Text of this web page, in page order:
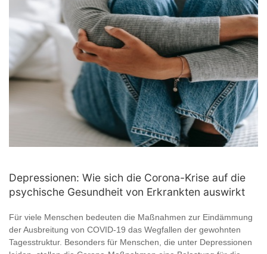
Depressionen: Wie sich die Corona-Krise auf die
psychische Gesundheit von Erkrankten auswirkt
Für viele Menschen bedeuten die Maßnahmen zur Eindämmung
der Ausbreitung von COVID-19 das Wegfallen der gewohnten
Tagesstruktur. Besonders für Menschen, die unter Depressionen